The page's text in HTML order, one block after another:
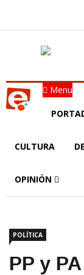
Menu
CULTURA
OPINIÓN
POLÍTICA
PP y